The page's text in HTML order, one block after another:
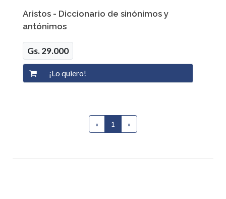
Aristos - Diccionario de sinónimos y
antónimos
Gs. 29.000
« 1 (current)
»